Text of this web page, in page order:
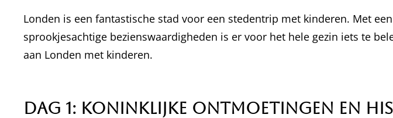
Londen is een fantastische stad voor een stedentrip met kinderen. Met
sprookjesachtige bezienswaardigheden is er voor het hele gezin iets te
aan Londen met kinderen.
Dag 1: Koninklijke Ontmoetingen en